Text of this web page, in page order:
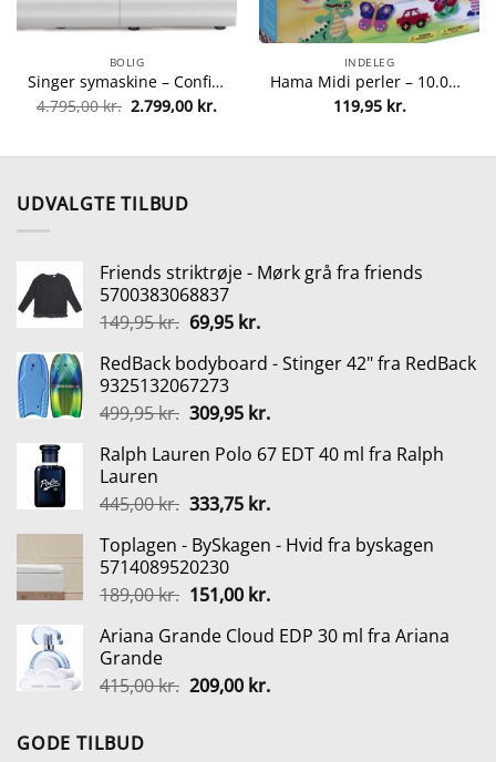
BOLIG
Singer symaskine – Confidence 7470 fra singer 4996856110016
4.795,00kr. Den
oprindelige
4.795,00 kr..
2.799,00 kr.Den
2.799,00 kr..
INDELEG
Hama Midi perler – 10.000 stk. fra hama 28178202002
119,95 kr.
kr..
UDVALGTE TILBUD
Friends striktrøje - Mørk grå fra friends
5700383068837
149,95kr. Den
pris
var:
149,95 kr..
69,95 kr.Den
pris
69,95 kr..
RedBack bodyboard - Stinger 42" fra RedBack
9325132067273
499,95kr. Den
pris
499,95 kr..
309,95 kr.Den
pris
309,95 kr..
Ralph Lauren Polo 67 EDT 40 ml fra Ralph
Lauren
445,00kr. Den
pris
var:
445,00 kr..
333,75 kr.Den
pris
333,75 kr..
Toplagen - BySkagen - Hvid fra byskagen
5714089520230
189,00kr. Den
pris
189,00 kr..
151,00 kr.Den
pris
151,00 kr..
Ariana Grande Cloud EDP 30 ml fra Ariana
Grande
415,00kr. Den
209,00 kr.Den
GODE TILBUD